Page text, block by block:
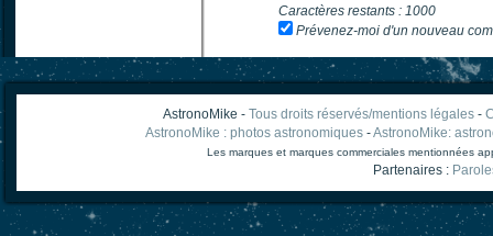
Caractères restants : 1000
Prévenez-moi d'un nouveau
AstronoMike - Tous droits réservés/mentions légales-
AstronoMike : photos astronomiques -AstronoMike:
Les marques et marques commerciales mentionnées
Partenaires :